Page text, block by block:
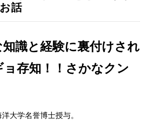
話
識と経験に裏付けされ
存知！！さかなクン
大学名誉博士授与。